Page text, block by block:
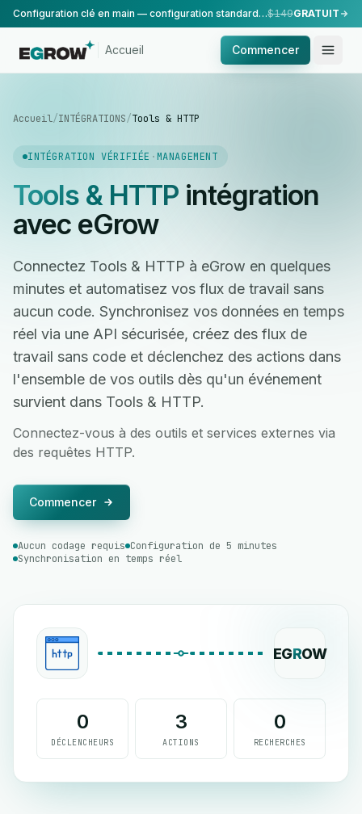
Configuration clé en main — configuration standard, réalisée par notre équipe.$149GRATUIT
Accueil Commencer
Accueil/INTÉGRATIONS/Tools & HTTP
INTÉGRATION VÉRIFIÉE · MANAGEMENT
Tools & HTTPintégration
avec eGrow
Connectez Tools & HTTP à eGrow en quelques
minutes et automatisez vos flux de travail sans
aucun code. Synchronisez vos données en temps
réel via une API sécurisée, créez des flux de
travail sans code et déclenchez des actions dans
l'ensemble de vos outils dès qu'un événement
survient dans Tools & HTTP.
Connectez-vous à des outils et services externes via
des requêtes HTTP.
Commencer
Aucun codage requis Configuration de 5 minutes
Synchronisation en temps réel
EGROW
0
DÉCLENCHEURS
3
ACTIONS
0
RECHERCHES